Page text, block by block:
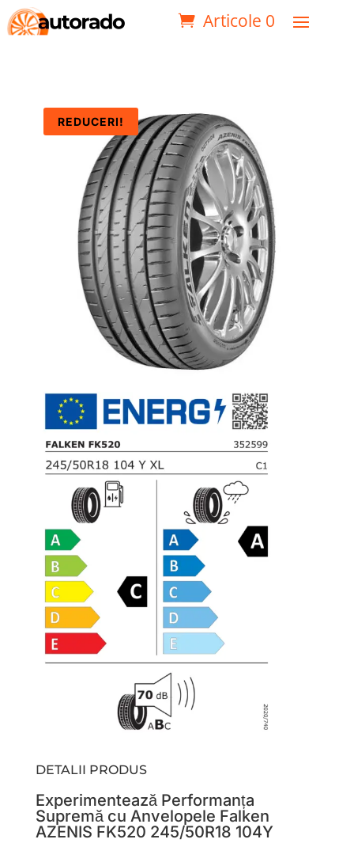
Articole 0
REDUCERI!
DETALII PRODUS
Experimentează Performanța
Supremă cu Anvelopele Falken
AZENIS FK520 245/50R18 104Y